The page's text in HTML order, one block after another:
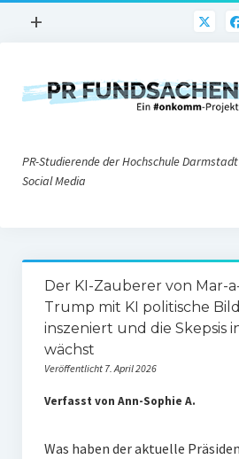
Menü
+
PR@h_da
Nonprofit-PR
Corporate Weblogs
Podcasting
Social Media
PR-Theorie
PR-Studierende der Hochschule
Social Media
Über uns
Impressum
Datenschutz
Der KI-Zauberer von Mar-
Trump mit KI politische
inszeniert und die Skepsis
wächst
Veröffentlicht 7. April 2026
Verfasst von Ann-Sophie A.
Was haben der aktuelle